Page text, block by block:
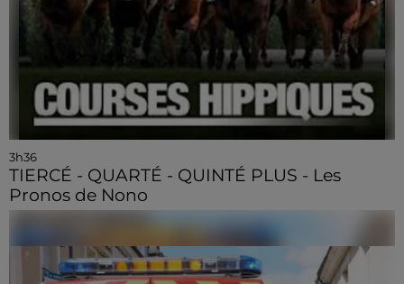
3h36
TIERCÉ - QUARTÉ - QUINTÉ PLUS - Les
Pronos de Nono